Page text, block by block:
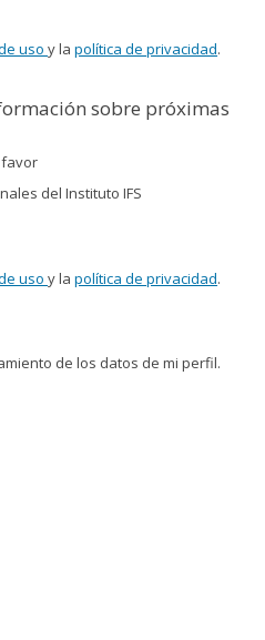
usoy lapolítica de privacidad.
sobre próximas
favor
del Instituto IFS
usoy lapolítica de privacidad.
de los datos de mi perfil.